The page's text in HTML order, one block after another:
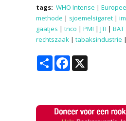
tags: WHO Intense |
methode | sjoemelsigaret |
gaatjes | tnco | PMI | JTI | BAT
rechtszaak | tabaksindustrie |
Share Facebook